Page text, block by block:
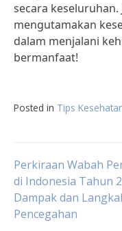
secara
mengutamakan
dalam menjalani
bermanfaat!
Posted in Tips
Post
Perkiraan Wabah
di Indonesia Tahun
Dampak dan
Pencegahan